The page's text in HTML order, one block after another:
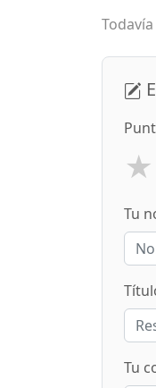
★
Tu
Tu